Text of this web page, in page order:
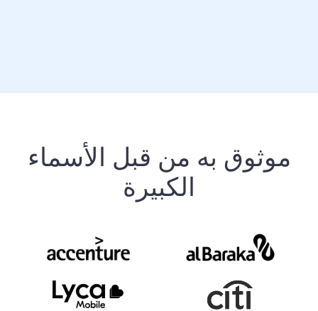
موثوق به من قبل الأسماء
الكبيرة